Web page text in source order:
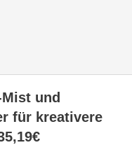
und
für kreativere